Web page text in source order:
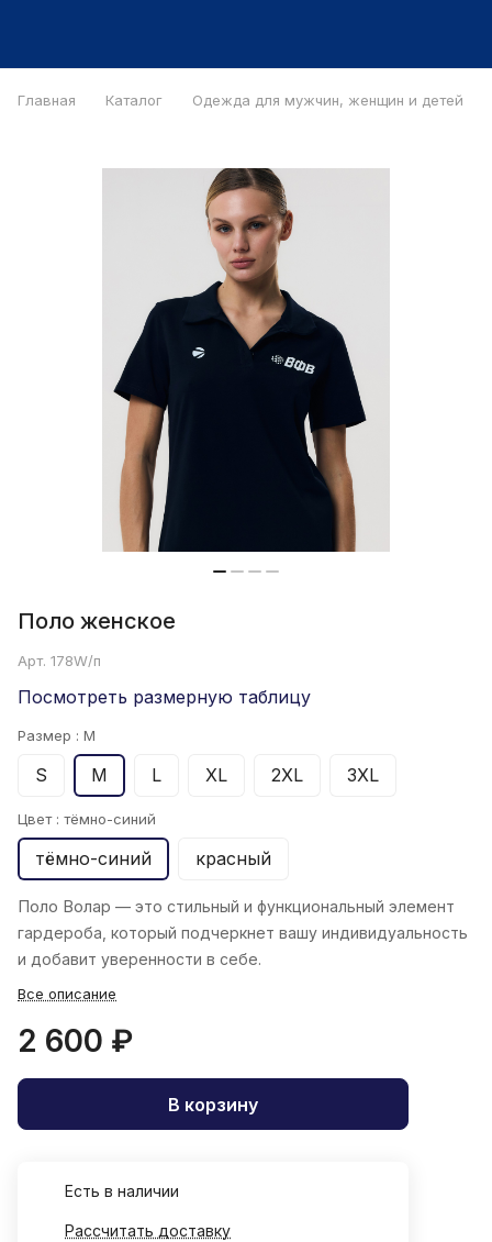
Главная Каталог Одежда для мужчин, женщин и детей
Поло женскoe
Арт. 178W/п
Посмотреть размерную таблицу
Размер : M
S M L XL 2XL 3XL
Цвет : тёмно-синий
тёмно-синий красный
Поло Волар — это стильный и функциональный элемент
гардероба, который подчеркнет вашу индивидуальность
и добавит уверенности в себе.
Все описание
2 600 ₽
В корзину
Есть в наличии
Рассчитать доставку